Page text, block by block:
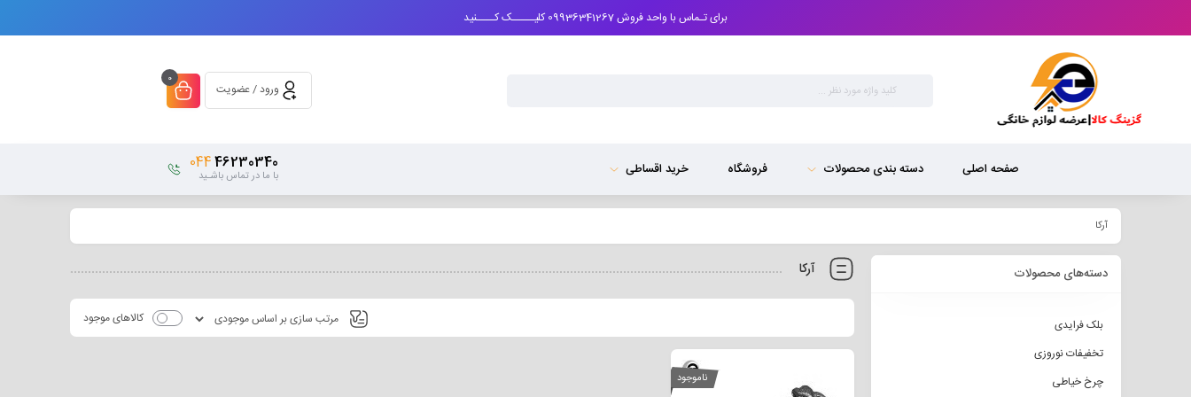
برای تـماس با واحد فروش 09936341267 کلیـــــک کــــنید
ورود / عضویت
0
صفحه اصلی دسته بندی محصولات فروشگاه خرید اقساطی 46230340
044
با ما در تماس باشـید
آرکا
آرکا
کالاهای موجود
ناموجود
دسته‌های محصولات
بلک فرایدی
تخفیفات نوروزی
چرخ خیاطی